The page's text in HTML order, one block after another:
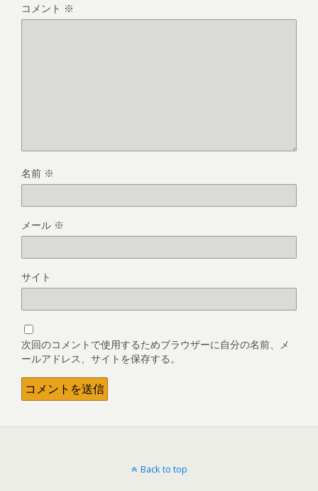
コメント ※
名前 ※
メール ※
サイト
次回のコメントで使用するためブラウザーに自分の名前、メ
ールアドレス、サイトを保存する。
Back to top